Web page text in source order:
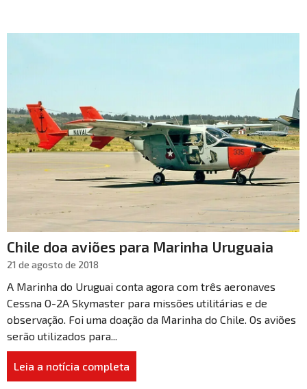
Chile doa aviões para Marinha Uruguaia
21 de agosto de 2018
A Marinha do Uruguai conta agora com três aeronaves
Cessna O-2A Skymaster para missões utilitárias e de
observação. Foi uma doação da Marinha do Chile. Os aviões
serão utilizados para...
Leia a notícia completa